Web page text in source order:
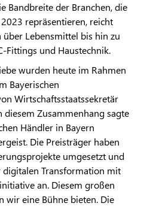
Bandbreite der Branchen, die
repräsentieren, reicht
Lebensmittel bis hin zu
Fittings und Haustechnik.
wurden heute im Rahmen
Bayerischen
Wirtschaftsstaatssekretär
diesem Zusammenhang sagte
Händler in Bayern
Die Preisträger haben
umgesetzt und
digitalen Transformation mit
an. Diesem großen
wir eine Bühne bieten. Die